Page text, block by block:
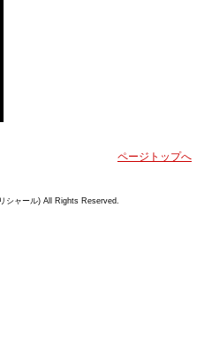
ページトップへ
シャール) All Rights Reserved.